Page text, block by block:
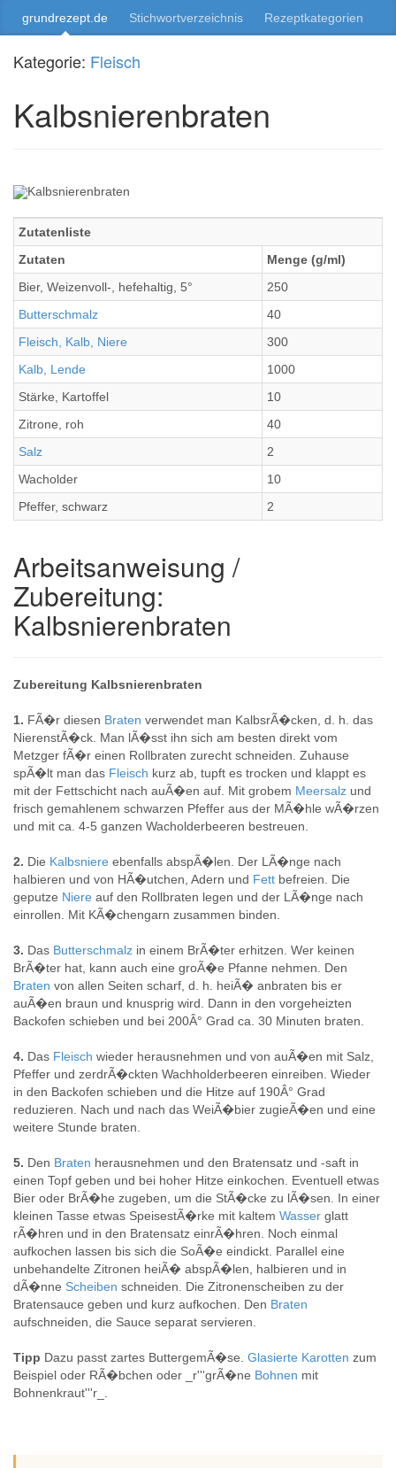
grundrezept.de Stichwortverzeichnis Rezeptkategorien
Kategorie: Fleisch
Kalbsnierenbraten
Zutatenliste
Zutaten
Menge (g/ml)
Bier, Weizenvoll-, hefehaltig, 5°
250
Butterschmalz
40
Fleisch, Kalb, Niere
300
Kalb, Lende
1000
Stärke, Kartoffel
10
Zitrone, roh
40
Salz
2
Wacholder
10
Pfeffer, schwarz
2
Arbeitsanweisung /
Zubereitung:
Kalbsnierenbraten
Zubereitung Kalbsnierenbraten
1. FÃ�r diesen Braten verwendet man KalbsrÃ�cken, d. h. das
NierenstÃ�ck. Man lÃ�sst ihn sich am besten direkt vom
Metzger fÃ�r einen Rollbraten zurecht schneiden. Zuhause
spÃ�lt man das Fleisch kurz ab, tupft es trocken und klappt es
mit der Fettschicht nach auÃ�en auf. Mit grobem Meersalz und
frisch gemahlenem schwarzen Pfeffer aus der MÃ�hle wÃ�rzen
und mit ca. 4-5 ganzen Wacholderbeeren bestreuen.
2. Die Kalbsniere ebenfalls abspÃ�len. Der LÃ�nge nach
halbieren und von HÃ�utchen, Adern und Fett befreien. Die
geputze Niere auf den Rollbraten legen und der LÃ�nge nach
einrollen. Mit KÃ�chengarn zusammen binden.
3. Das Butterschmalz in einem BrÃ�ter erhitzen. Wer keinen
BrÃ�ter hat, kann auch eine groÃ�e Pfanne nehmen. Den
Braten von allen Seiten scharf, d. h. heiÃ� anbraten bis er
auÃ�en braun und knusprig wird. Dann in den vorgeheizten
Backofen schieben und bei 200Â° Grad ca. 30 Minuten braten.
4. Das Fleisch wieder herausnehmen und von auÃ�en mit Salz,
Pfeffer und zerdrÃ�ckten Wachholderbeeren einreiben. Wieder
in den Backofen schieben und die Hitze auf 190Â° Grad
reduzieren. Nach und nach das WeiÃ�bier zugieÃ�en und eine
weitere Stunde braten.
5. Den Braten herausnehmen und den Bratensatz und -saft in
einen Topf geben und bei hoher Hitze einkochen. Eventuell etwas
Bier oder BrÃ�he zugeben, um die StÃ�cke zu lÃ�sen. In einer
kleinen Tasse etwas SpeisestÃ�rke mit kaltem Wasser glatt
rÃ�hren und in den Bratensatz einrÃ�hren. Noch einmal
aufkochen lassen bis sich die SoÃ�e eindickt. Parallel eine
unbehandelte Zitronen heiÃ� abspÃ�len, halbieren und in
dÃ�nne Scheiben schneiden. Die Zitronenscheiben zu der
Bratensauce geben und kurz aufkochen. Den Braten
aufschneiden, die Sauce separat servieren.
Tipp Dazu passt zartes ButtergemÃ�se. Glasierte Karotten zum
Beispiel oder RÃ�bchen oder _r'''grÃ�ne Bohnen mit
Bohnenkraut'''r_.